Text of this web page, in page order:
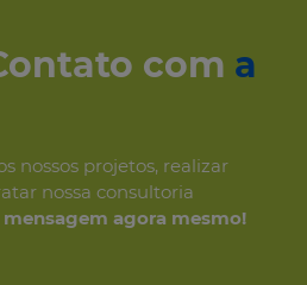
com a
nossos projetos, realizar
nossa consultoria
mensagemagora mesmo!